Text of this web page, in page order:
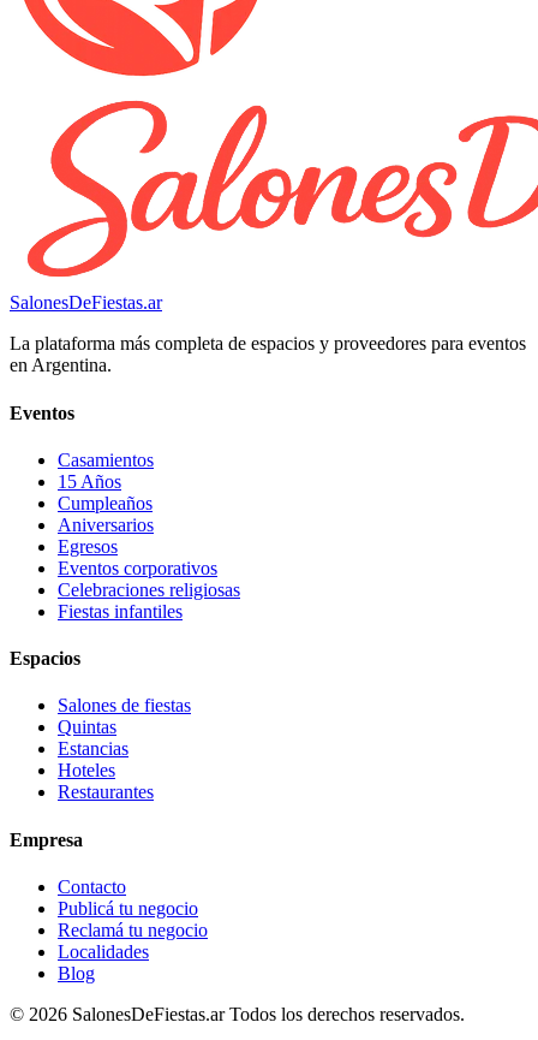
SalonesDeFiestas.ar
La plataforma más completa de espacios y proveedores para eventos
en Argentina.
Eventos
Casamientos
15 Años
Cumpleaños
Aniversarios
Egresos
Eventos corporativos
Celebraciones religiosas
Fiestas infantiles
Espacios
Salones de fiestas
Quintas
Estancias
Hoteles
Restaurantes
Empresa
Contacto
Publicá tu negocio
Reclamá tu negocio
Localidades
Blog
© 2026 SalonesDeFiestas.arTodos los derechos reservados.